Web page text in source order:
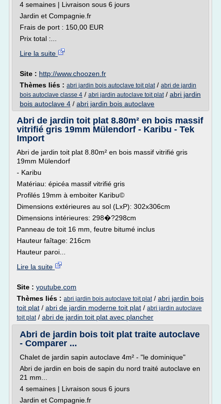
4 semaines | Livraison sous 6 jours
Jardin et Compagnie.fr
Frais de port : 150,00 EUR
Prix total :...
Lire la suite
Site : http://www.choozen.fr
Thèmes liés : abri jardin bois autoclave toit plat/ abri de jardin
bois autoclave classe 4 / abri jardin autoclave toit plat/ abri jardin
bois autoclave 4 / abri jardin bois autoclave
Abri de jardin toit plat 8.80m² en bois massif
vitrifié gris 19mm Mülendorf - Karibu - Tek
Import
Abri de jardin toit plat 8.80m² en bois massif vitrifié gris
19mm Mülendorf
- Karibu
Matériau: épicéa massif vitrifié gris
Profilés 19mm à emboiter Karibu©
Dimensions extérieures au sol (LxP): 302x306cm
Dimensions intérieures: 298�?298cm
Panneau de toit 16 mm, feutre bitumé inclus
Hauteur faîtage: 216cm
Hauteur paroi...
Lire la suite
Site : youtube.com
Thèmes liés : abri jardin bois autoclave toit plat/ abri jardin bois
toit plat / abri de jardin moderne toit plat / abri jardin autoclave
toit plat/ abri de jardin toit plat avec plancher
Abri de jardin bois toit plat traite autoclave
- Comparer ...
Chalet de jardin sapin autoclave 4m² - "le dominique"
Abri de jardin en bois de sapin du nord traité autoclave en
21 mm...
4 semaines | Livraison sous 6 jours
Jardin et Compagnie.fr